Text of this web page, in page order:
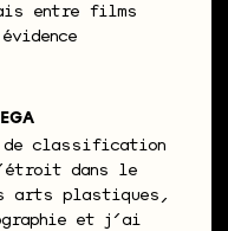
entre films
de classification
dans le
arts plastiques,
et j’ai